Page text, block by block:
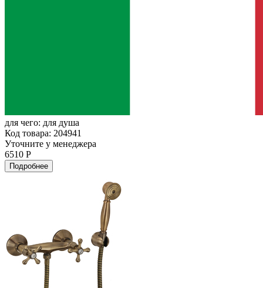
для чего: для душа
Код товара: 204941
Уточните у менеджера
6510 Р
Подробнее